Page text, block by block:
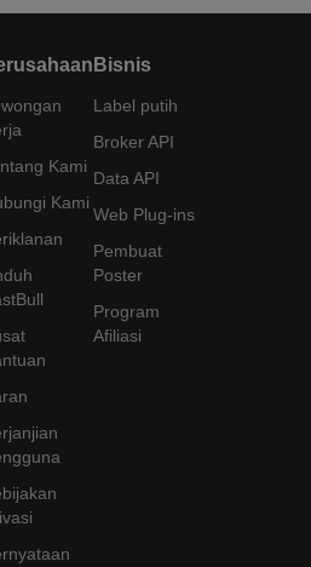
Kami
Kami
Bisnis
Label putih
Broker API
Data API
Web Plug-ins
Pembuat
Poster
Program
Afiliasi